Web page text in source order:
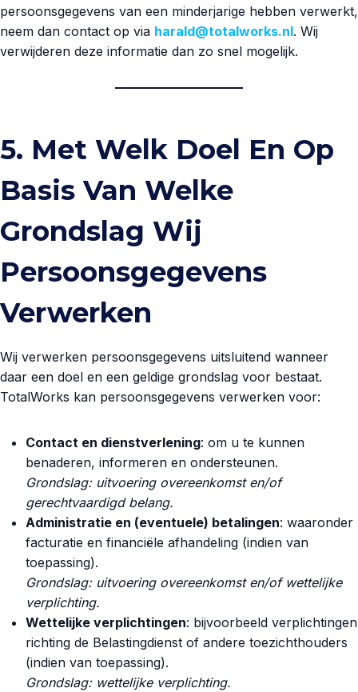
persoonsgegevens van een minderjarige hebben verwerkt,
neem dan contact op via harald@totalworks.nl. Wij
verwijderen deze informatie dan zo snel mogelijk.
5. Met Welk Doel En Op
Basis Van Welke
Grondslag Wij
Persoonsgegevens
Verwerken
Wij verwerken persoonsgegevens uitsluitend wanneer
daar een doel en een geldige grondslag voor bestaat.
TotalWorks kan persoonsgegevens verwerken voor:
Contact en dienstverlening: om u te kunnen
benaderen, informeren en ondersteunen.
Grondslag: uitvoering overeenkomst en/of
gerechtvaardigd belang.
Administratie en (eventuele) betalingen: waaronder
facturatie en financiële afhandeling (indien van
toepassing).
Grondslag: uitvoering overeenkomst en/of wettelijke
verplichting.
Wettelijke verplichtingen: bijvoorbeeld verplichtingen
richting de Belastingdienst of andere toezichthouders
(indien van toepassing).
Grondslag: wettelijke verplichting.